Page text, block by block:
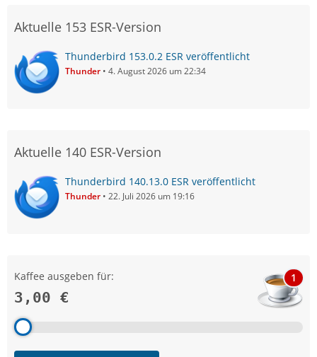
Aktuelle 153 ESR-Version
Thunderbird 153.0.2 ESR veröffentlicht
Thunder 4. August 2026 um 22:34
Aktuelle 140 ESR-Version
Thunderbird 140.13.0 ESR veröffentlicht
Thunder 22. Juli 2026 um 19:16
Kaffee ausgeben für:
3,00 €
1